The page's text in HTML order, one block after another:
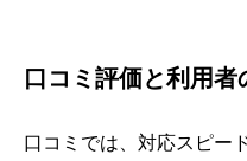
口コミ評価と利用者
口コミでは、対応スピー